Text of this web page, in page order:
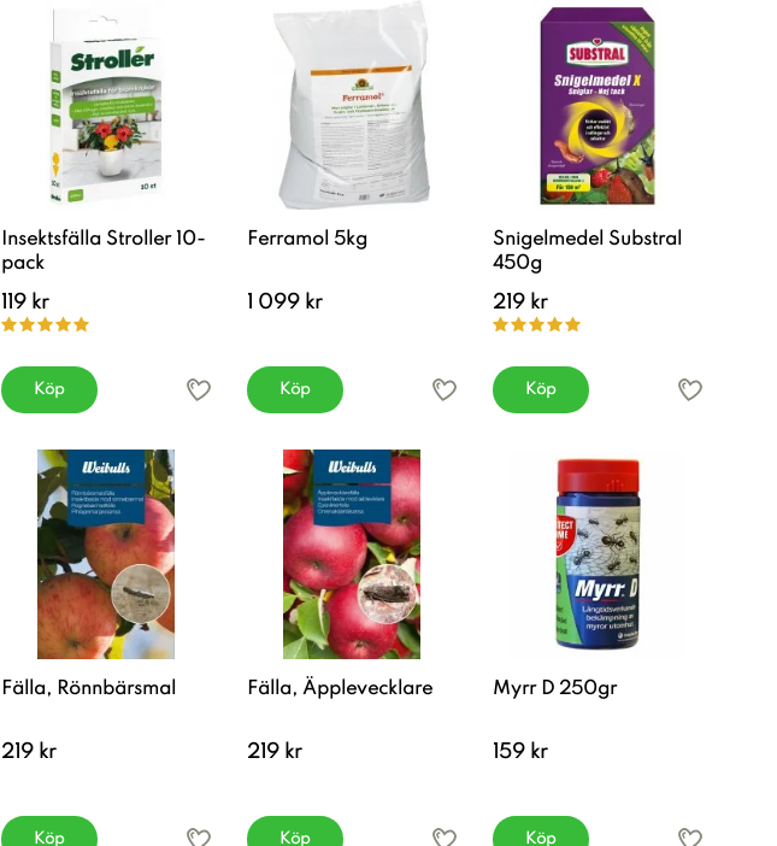
Insektsfälla Stroller 10-
pack
119 kr
Köp
Ferramol 5kg
1 099 kr
Köp
Snigelmedel Substral
450g
219 kr
Köp
Fälla, Rönnbärsmal
219 kr
Köp
Fälla, Äpplevecklare
219 kr
Köp
Myrr D 250gr
159 kr
Köp